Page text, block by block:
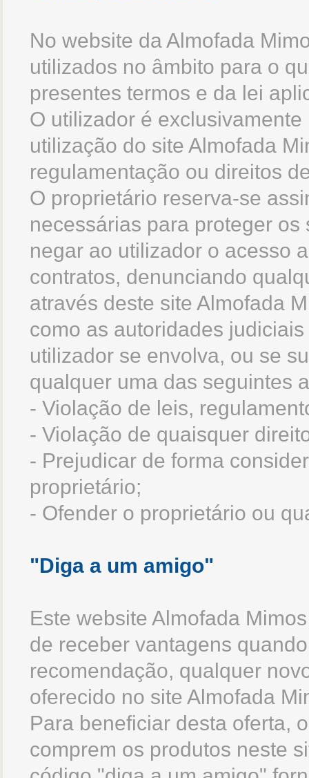
No website da Almofada
utilizados no âmbito para o
presentes termos e da lei
O utilizador é
utilização do site Almofada
regulamentação ou direitos
O proprietário reserva-se
necessárias para proteger
negar ao utilizador o acesso
contratos, denunciando
através deste site Almofada
como as autoridades
utilizador se envolva, ou se
qualquer uma das seguintes
- Violação de leis,
- Violação de quaisquer
- Prejudicar de forma
proprietário;
- Ofender o proprietário ou
"Diga a um amigo"
Este website Almofada
de receber vantagens
recomendação, qualquer
oferecido no site Almofada
Para beneficiar desta oferta,
comprem os produtos neste